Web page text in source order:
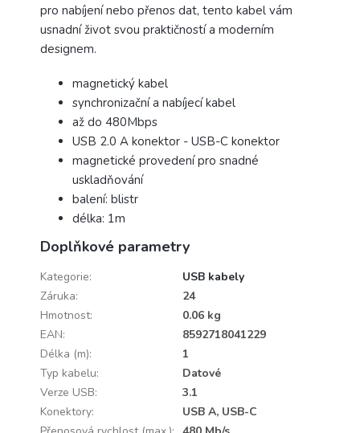
pro nabíjení nebo přenos dat, tento kabel vám
usnadní život svou praktičností a moderním
designem.
magnetický kabel
synchronizační a nabíjecí kabel
až do 480Mbps
USB 2.0 A konektor - USB-C konektor
magnetické provedení pro snadné
uskladňování
balení: blistr
délka: 1m
Doplňkové parametry
Kategorie:
USB kabely
Záruka:
24
Hmotnost:
0.06 kg
EAN:
8592718041229
Délka (m):
1
Typ kabelu:
Datové
Verze USB:
3.1
Konektory:
USB A, USB-C